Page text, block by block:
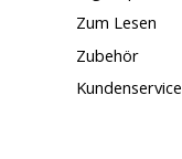
Zum Lesen
Zubehör
Kundenservice